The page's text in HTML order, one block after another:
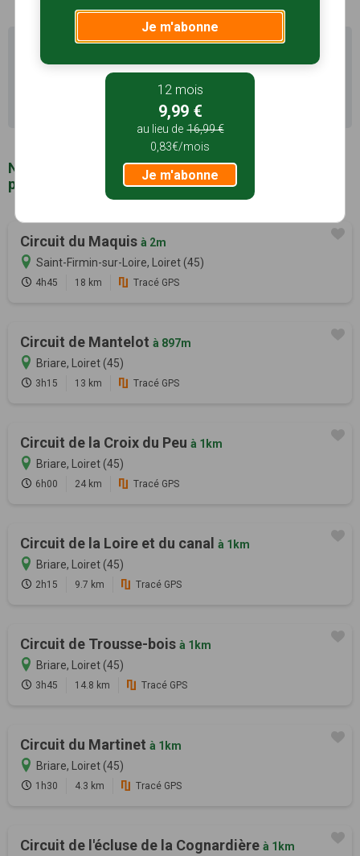
Il existe d'autres sentiers de randonnée à Saint-Firmin-
sur-Loire (45) pour découvrir le terroir
Recherche avancée Saint-Firmin-sur-Loire
Notre sélection de sentiers de randonnée à
proximité de Saint-Firmin-sur-Loire (45)
Circuit du Maquis à 2m
Saint-Firmin-sur-Loire, Loiret (45)
4h45 18 km Tracé GPS
Circuit de Mantelot à 897m
Briare, Loiret (45)
3h15 13 km Tracé GPS
Circuit de la Croix du Peu à 1km
Briare, Loiret (45)
6h00 24 km Tracé GPS
Circuit de la Loire et du canal
à 1km
Briare, Loiret (45)
2h15 9.7 km Tracé GPS
Circuit de Trousse-bois à 1km
Briare, Loiret (45)
3h45 14.8 km Tracé GPS
Circuit du Martinet à 1km
Briare, Loiret (45)
1h30 4.3 km Tracé GPS
Circuit de l'écluse de la Cognardière à 1km
Je m'abonne
12 mois
9,99 €
au lieu de 16,99 €
0,83€/mois
Je m'abonne